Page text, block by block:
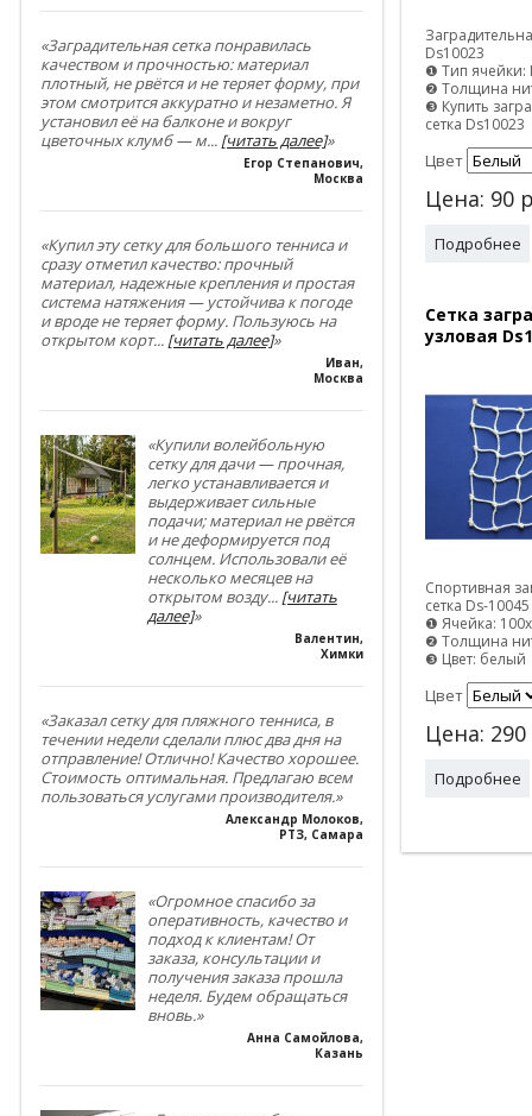
«Заградительная сетка понравилась
качеством и прочностью: материал
плотный, не рвётся и не теряет форму, при
этом смотрится аккуратно и незаметно. Я
установил её на балконе и вокруг
цветочных клумб — м... [читать далее]»
Егор Степанович,
Москва
«Купил эту сетку для большого тенниса и
сразу отметил качество: прочный
материал, надежные крепления и простая
система натяжения — устойчива к погоде
и вроде не теряет форму. Пользуюсь на
открытом корт... [читать далее]»
Иван,
Москва
«Купили волейбольную
сетку для дачи — прочная,
легко устанавливается и
выдерживает сильные
подачи; материал не рвётся
и не деформируется под
солнцем. Использовали её
несколько месяцев на
открытом возду... [читать
далее]»
Валентин,
Химки
«Заказал сетку для пляжного тенниса, в
течении недели сделали плюс два дня на
отправление! Отлично! Качество хорошее.
Стоимость оптимальная. Предлагаю всем
пользоваться услугами производителя.»
Александр Молоков,
РТЗ, Самара
«Огромное спасибо за
оперативность, качество и
подход к клиентам! От
заказа, консультации и
получения заказа прошла
неделя. Будем обращаться
вновь.»
Анна Самойлова,
Казань
Ds10023
❶ Тип ячейки:
❷ Толщина
❸ Купить
сетка Ds10023
Цвет
Цена: 90
Подробнее
Сетка
узловая
Спортивная
сетка Ds-10045
❶ Ячейка:
❷ Толщина
❸ Цвет: белый
Цвет
Цена: 290
Подробнее